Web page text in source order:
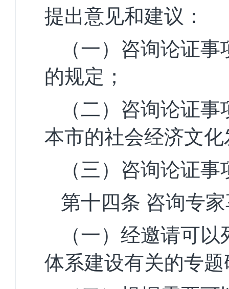
提出意见和建议：
（一）咨询论证
的规定；
（二）咨询论证
本市的社会经济文
（三）咨询论证
第十四条 咨询专
（一）经邀请可
体系建设有关的专